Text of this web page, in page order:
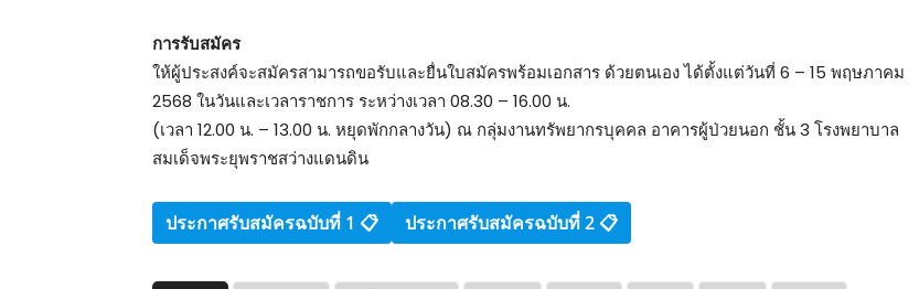
การรับสมัคร
ให้ผู้ประสงค์จะสมัครสามารถขอรับและยื่นใบสมัครพร้อมเอกสาร ด้วยตนเอง ได้ตั้งแต่วันที่ 6 – 15 พฤษภาคม
2568 ในวันและเวลาราชการ ระหว่างเวลา 08.30 – 16.00 น.
(เวลา 12.00 น. – 13.00 น. หยุดพักกลางวัน) ณ กลุ่มงานทรัพยากรบุคคล อาคารผู้ป่วยนอก ชั้น 3 โรงพยาบาล
สมเด็จพระยุพราชสว่างแดนดิน
ประกาศรับสมัครฉบับที่ 1 📋 ประกาศรับสมัครฉบับที่ 2 📋